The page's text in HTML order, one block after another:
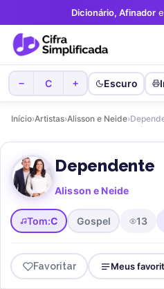
Favorite cifrassem
− C + Escuro
Início›Artistas›Alisson e Neide›
Dependente
Alisson e Neide
Tom:C Gospel 13
Favoritar Meus